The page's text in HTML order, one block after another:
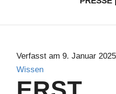
Verfasst am 9. Januar 2025
Wissen